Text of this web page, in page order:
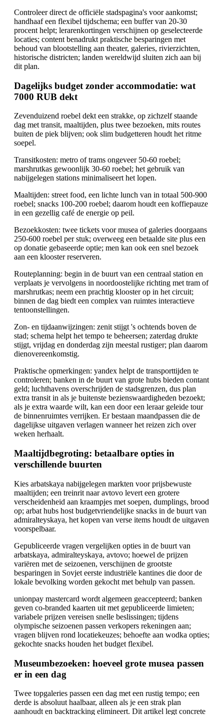
Controleer direct de officiële stadspagina's voor aankomst;
handhaaf een flexibel tijdschema; een buffer van 20-30
procent helpt; lerarenkortingen verschijnen op geselecteerde
locaties; content benadrukt praktische besparingen met
behoud van blootstelling aan theater, galeries, rivierzichten,
historische districten; landen wereldwijd sluiten zich aan bij
dit plan.
Dagelijks budget zonder accommodatie: wat
7000 RUB dekt
Zevenduizend roebel dekt een strakke, op zichzelf staande
dag met transit, maaltijden, plus twee bezoeken, mits routes
buiten de piek blijven; ook slim budgetteren houdt het ritme
soepel.
Transitkosten: metro of trams ongeveer 50-60 roebel;
marshrutkas gewoonlijk 30-60 roebel; het gebruik van
nabijgelegen stations minimaliseert het lopen.
Maaltijden: street food, een lichte lunch van in totaal 500-900
roebel; snacks 100-200 roebel; daarom houdt een koffiepauze
in een gezellig café de energie op peil.
Bezoekkosten: twee tickets voor musea of galeries doorgaans
250-600 roebel per stuk; overweeg een betaalde site plus een
op donatie gebaseerde optie; men kan ook een snel bezoek
aan een klooster reserveren.
Routeplanning: begin in de buurt van een centraal station en
verplaats je vervolgens in noordoostelijke richting met tram of
marshrutkas; neem een prachtig klooster op in het circuit;
binnen de dag biedt een complex van ruimtes interactieve
tentoonstellingen.
Zon- en tijdaanwijzingen: zenit stijgt 's ochtends boven de
stad; schema helpt het tempo te beheersen; zaterdag drukte
stijgt, vrijdag en donderdag zijn meestal rustiger; plan daarom
dienovereenkomstig.
Praktische opmerkingen: yandex helpt de transporttijden te
controleren; banken in de buurt van grote hubs bieden contant
geld; luchthavens overschrijden de stadsgrenzen, dus plan
extra transit in als je buitenste bezienswaardigheden bezoekt;
als je extra waarde wilt, kan een door een leraar geleide tour
de binnenruimtes verrijken. Er bestaan maandpassen die de
dagelijkse uitgaven verlagen wanneer het reizen zich over
weken herhaalt.
Maaltijdbegroting: betaalbare opties in
verschillende buurten
Kies arbatskaya nabijgelegen markten voor prijsbewuste
maaltijden; een treinrit naar avtovo levert een grotere
verscheidenheid aan kraampjes met soepen, dumplings, brood
op; arbat hubs host budgetvriendelijke snacks in de buurt van
admiralteyskaya, het kopen van verse items houdt de uitgaven
voorspelbaar.
Gepubliceerde vragen vergelijken opties in de buurt van
arbatskaya, admiralteyskaya, avtovo; hoewel de prijzen
variëren met de seizoenen, verschijnen de grootste
besparingen in Sovjet eerste industriële kantines die door de
lokale bevolking worden gekocht met behulp van passen.
unionpay mastercard wordt algemeen geaccepteerd; banken
geven co-branded kaarten uit met gepubliceerde limieten;
variabele prijzen vereisen snelle beslissingen; tijdens
olympische seizoenen passen verkopers rekeningen aan;
vragen blijven rond locatiekeuzes; behoefte aan wodka opties;
gekochte snacks houden het budget flexibel.
Museumbezoeken: hoeveel grote musea passen
er in een dag
Twee topgaleries passen een dag met een rustig tempo; een
derde is absoluut haalbaar, alleen als je een strak plan
aanhoudt en backtracking elimineert. Dit artikel legt concrete